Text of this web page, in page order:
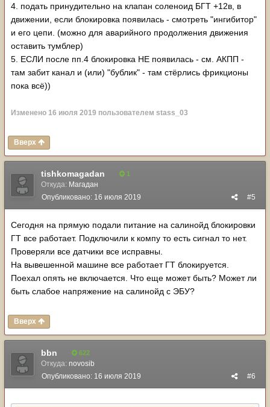
4. подать принудительно на клапан соленоид БГТ +12в, в
движении, если блокировка появилась - смотреть "ингибитор"
и его цепи. (можно для аварийного продолжения движения
оставить тумблер)
5. ЕСЛИ после пп.4 блокировка НЕ появилась - см. АКПП -
там забит канал и (или) "бублик" - там стёрлись фрикционы
пока всё))
Изменено 16 июля 2019 пользователем stass_03
Вверх
tishkomagadan 1
Откуда: Магадан
#5
Опубликовано: 16 июля 2019
Сегодня на прямую подали питание на салинойд блокировки
ГТ все работает. Подключили к компу то есть сигнал то нет.
Проверяли все датчики все исправны.
На вывешенной машине все работает ГТ блокируется.
Поехал опять не включается. Что еще может быть? Может ли
быть слабое напряжение на салинойд с ЭБУ?
Вверх
bbn 622
Откуда: novosib
#6
Опубликовано: 16 июля 2019